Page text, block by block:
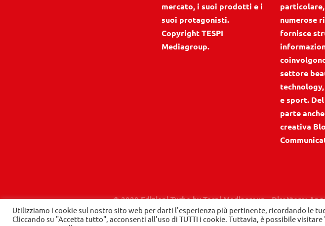
mercato, i suoi prodotti e i
suoi protagonisti.
Copyright TESPI
Mediagroup.
numerose
fornisce
settore
e sport.
parte
creativa
© 2020 Edizioni Turbo by Tespi Mediagroup - Direttore:
Utilizziamo i cookie sul nostro sito web per darti l'esperienza più pertinente, ricordando le
Cliccando su "Accetta tutto", acconsenti all'uso di TUTTI i cookie. Tuttavia, è possibile